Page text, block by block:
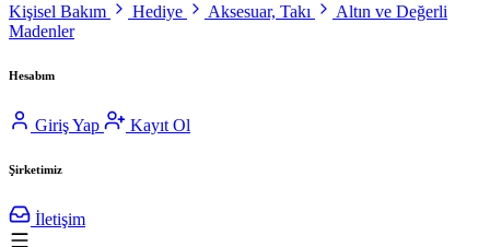
Kişisel Bakım
Hediye Aksesuar, Takı
Altın ve Değerli
Madenler
Hesabım
Giriş Yap Kayıt Ol
Şirketimiz
İletişim